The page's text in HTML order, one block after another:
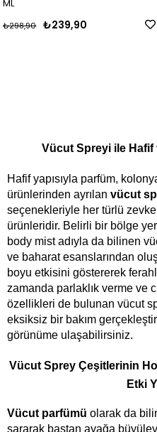
ML
₺239,90
₺298,90
Vücut Spreyi ile Hafif
Hafif yapısıyla parfüm,
ürünlerinden ayrılan vücut
seçenekleriyle her türlü
ürünleridir. Belirli bir bölge
body mist adıyla da bilinen
ve baharat esanslarından
boyu etkisini göstererek
zamanda parlaklık verme ve
özellikleri de bulunan vücut
eksiksiz bir bakım
görünüme ulaşabilirsiniz.
Vücut Sprey Çeşitlerinin
Etki
Vücut parfümü olarak da
sararak baştan ayağa